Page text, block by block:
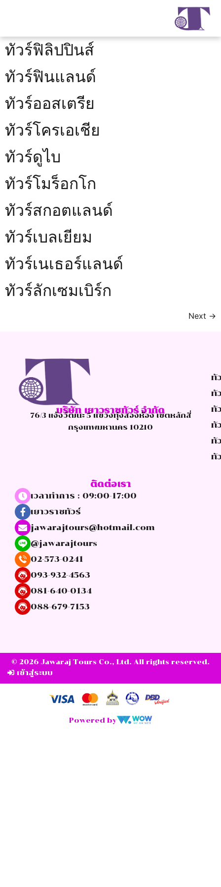
ทัวร์ฟิลิปปินส์
ทัวร์ฟินแลนด์
ทัวร์ออสเตรีย
ทัวร์โครเอเชีย
ทัวร์ดูไบ
ทัวร์โมร็อกโก
ทัวร์สกอตแลนด์
ทัวร์เบลเยียม
ทัวร์เนเธอร์แลนด์
ทัวร์ลักเซมเบิร์ก
Next →
บริษัท เยาวราชทัวร์ จำกัด
76/3 แจ้งวัฒนะ 5 แขวงทุ่งสองห้อง เขตหลักสี่
กรุงเทพมหานคร 10210
ทั
ทั
ทั
ทั
ทั
ทั
ติดต่อเรา
เวลาทำการ : 09:00-17:00
เยาวราชทัวร์
jawarajtours@hotmail.com
@jawarajtours
02-573-0241
093-932-4563
081-640-0134
088-679-7153
© 2026 Jawaraj Tours Co., Ltd. All rights reserved.
เข้าสู่ระบบ
Powered by